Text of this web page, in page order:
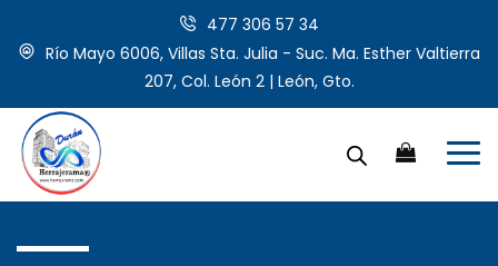
477 306 57 34
Río Mayo 6006, Villas Sta. Julia - Suc. Ma. Esther Valtierra
207, Col. León 2 | León, Gto.